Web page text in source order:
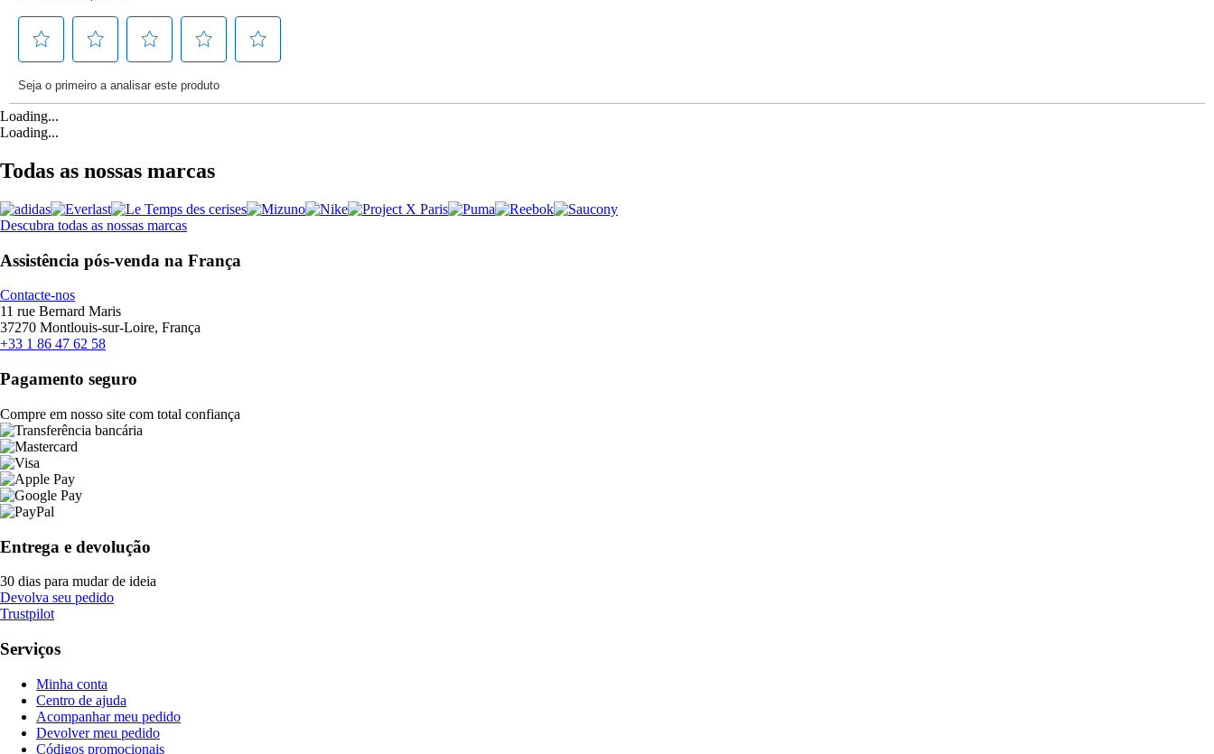
Loading...
Loading...
Todas as nossas marcas
Descubra todas as nossas marcas
Assistência pós-venda na França
Contacte-nos
11 rue Bernard Maris
37270 Montlouis-sur-Loire, França
+33 1 86 47 62 58
Pagamento seguro
Compre em nosso site com total confiança
Entrega e devolução
30 dias para mudar de ideia
Devolva seu pedido
Trustpilot
Serviços
Minha conta
Centro de ajuda
Acompanhar meu pedido
Devolver meu pedido
Códigos promocionais